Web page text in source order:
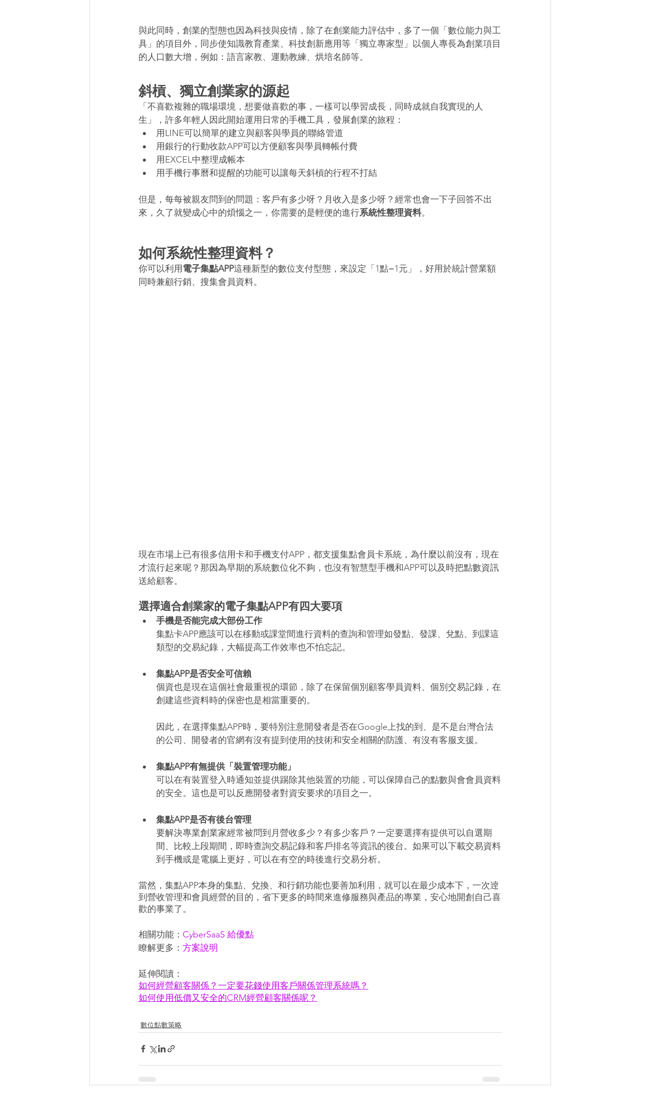
與此同時，創業的型態也因為科技與疫情，除了在創業能力評估中，多了一個「數位能力與工
具」的項目外，同步使知識教育產業、科技創新應用等「獨立專家型」以個人專長為創業項目
的人口數大增，例如：語言家教、運動教練、烘培名師等。
斜槓、獨立創業家的源起
「不喜歡複雜的職場環境，想要做喜歡的事，一樣可以學習成長，同時成就自我實現的人
生」，許多年輕人因此開始運用日常的手機工具，發展創業的旅程：
用LINE可以簡單的建立與顧客與學員的聯絡管道
用銀行的行動收款APP可以方便顧客與學員轉帳付費
用EXCEL中整理成帳本
用手機行事曆和提醒的功能可以讓每天斜槓的行程不打結
但是，每每被親友問到的問題：客戶有多少呀？月收入是多少呀？經常也會一下子回答不出
來，久了就變成心中的煩惱之一，你需要的是輕便的進行系統性整理資料。
如何系統性整理資料？
你可以利用電子集點APP這種新型的數位支付型態，來設定「1點=1元」，好用於統計營業額
同時兼顧行銷、搜集會員資料。
現在市場上已有很多信用卡和手機支付APP，都支援集點會員卡系統，為什麼以前沒有，現在
才流行起來呢？那因為早期的系統數位化不夠，也沒有智慧型手機和APP可以及時把點數資訊
送給顧客。
選擇適合創業家的電子集點APP有四大要項
手機是否能完成大部份工作
集點卡APP應該可以在移動或課堂間進行資料的查詢和管理如發點、發課、兌點、到課這
類型的交易紀錄，大幅提高工作效率也不怕忘記。
集點APP是否安全可信賴
個資也是現在這個社會最重視的環節，除了在保留個別顧客學員資料、個別交易記錄，在
創建這些資料時的保密也是相當重要的。
因此，在選擇集點APP時，要特別注意開發者是否在Google上找的到、是不是台灣合法
的公司、開發者的官網有沒有提到使用的技術和安全相關的防護、有沒有客服支援。
集點APP有無提供「裝置管理功能」
可以在有裝置登入時通知並提供踢除其他裝置的功能，可以保障自己的點數與會會員資料
的安全。這也是可以反應開發者對資安要求的項目之一。
集點APP是否有後台管理
要解決專業創業家經常被問到月營收多少？有多少客戶？一定要選擇有提供可以自選期
間、比較上段期間，即時查詢交易記錄和客戶排名等資訊的後台。如果可以下載交易資料
到手機或是電腦上更好，可以在有空的時後進行交易分析。
當然，集點APP本身的集點、兌換、和行銷功能也要善加利用，就可以在最少成本下，一次逹
到營收管理和會員經營的目的，省下更多的時間來進修服務與產品的專業，安心地開創自己喜
歡的事業了。
相關功能： CyberSaaS 給優點
瞭解更多： 方案說明
延伸閱讀：
如何經營顧客關係？一定要花錢使用客戶關係管理系統嗎？
如何使用低價又安全的CRM經營顧客關係呢？
數位點數策略